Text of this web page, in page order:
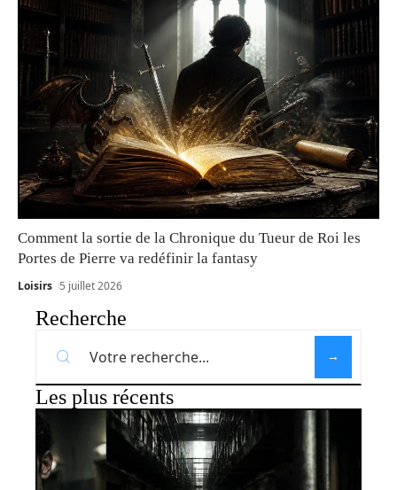
Comment la sortie de la Chronique du Tueur de Roi les
Portes de Pierre va redéfinir la fantasy
Loisirs 5 juillet 2026
Recherche
Les plus récents